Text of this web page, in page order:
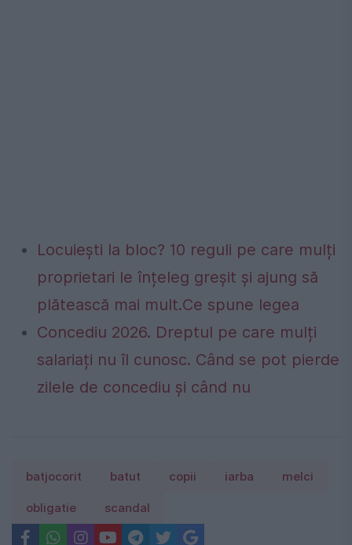
Locuiești la bloc? 10 reguli pe care mulți
proprietari le înțeleg greșit și ajung să
plătească mai mult.Ce spune legea
Concediu 2026. Dreptul pe care mulți
salariați nu îl cunosc. Când se pot pierde
zilele de concediu și când nu
batjocorit batut copii iarba melci
obligatie scandal